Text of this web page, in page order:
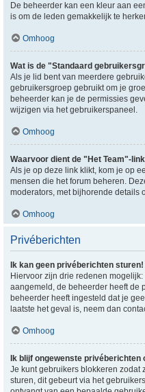
De beheerder kan een kleur aan
is om de leden gemakkelijk te
Omhoog
Wat is de "Standaard
Als je lid bent van meerdere
gebruikersgroep gebruikt om je
beheerder kan je de permissies
wijzigen via het gebruikerspaneel.
Omhoog
Waarvoor dient de "Het Team"-
Als je op deze link klikt, kom je op
mensen die het forum beheren.
moderators, met bijhorende details
Omhoog
Privéberichten
Ik kan geen privéberichten sturen!
Hiervoor zijn drie redenen
aangemeld, de beheerder heeft de
beheerder heeft ingesteld dat je
laatste het geval is, neem dan
Omhoog
Ik blijf ongewenste privéberichten
Je kunt gebruikers blokkeren zodat
sturen, dit gebeurt via het